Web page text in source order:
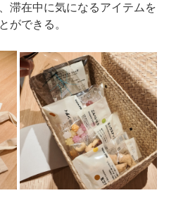
滞在中に気になるアイテムを
ができる。